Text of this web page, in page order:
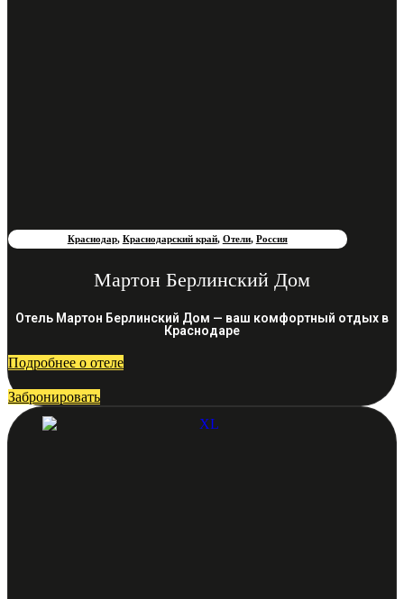
Краснодар, Краснодарский край, Отели, Россия
Мартон Берлинский Дом
Отель Мартон Берлинский Дом — ваш комфортный отдых в
Краснодаре
Подробнее о отеле
Забронировать